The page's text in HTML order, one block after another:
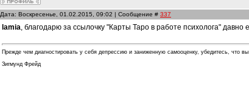
Дата: Воскресенье, 01.02.2015, 09:02 | Сообщение # 337
lamia, благодарю за ссылочку "Карты Таро в работе психолога" давно
Прежде чем диагностировать у себя депрессию и заниженную самооценку, убедитесь, что
Зигмунд Фрейд